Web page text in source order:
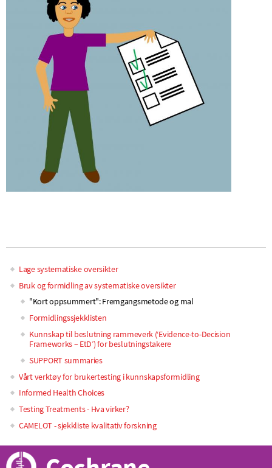
Main
navigation
Lage systematiske oversikter
Bruk og formidling av systematiske oversikter
"Kort oppsummert": Fremgangsmetode og mal
Formidlingssjekklisten
Kunnskap til beslutning rammeverk (‘Evidence-to-Decision
Frameworks – EtD’) for beslutningstakere
SUPPORT summaries
Vårt verktøy for brukertesting i kunnskapsformidling
Informed Health Choices
Testing Treatments - Hva virker?
CAMELOT - sjekkliste kvalitativ forskning